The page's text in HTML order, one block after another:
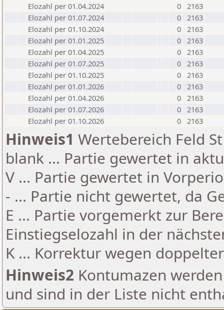
Elozahl per 01.04.2024
0 2163
Elozahl per 01.07.2024
0 2163
Elozahl per 01.10.2024
0 2163
Elozahl per 01.01.2025
0 2163
Elozahl per 01.04.2025
0 2163
Elozahl per 01.07.2025
0 2163
Elozahl per 01.10.2025
0 2163
Elozahl per 01.01.2026
0 2163
Elozahl per 01.04.2026
0 2163
Elozahl per 01.07.2026
0 2163
Elozahl per 01.10.2026
0 2163
Hinweis1 Wertebereich Feld
blank ... Partie gewertet in
V ... Partie gewertet in
- ... Partie nicht gewertet, da
E ... Partie vorgemerkt zur
Einstiegselozahl in der
K ... Korrektur wegen
Hinweis2 Kontumazen
und sind in der Liste nicht